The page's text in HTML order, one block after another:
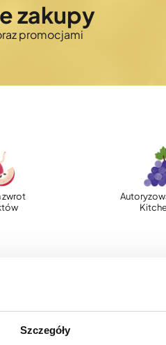
Szczegóły
zakupy
promocjami
zwrot